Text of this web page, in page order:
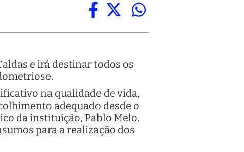
e irá destinar todos os
na qualidade de vida,
adequado desde o
da instituição, Pablo Melo.
para a realização dos